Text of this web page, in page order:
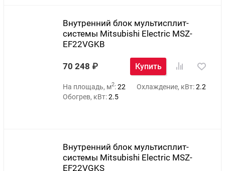
Внутренний блок мультисплит-
системы Mitsubishi Electric MSZ-
EF22VGKB
70 248 Купить
На площадь, м2:22 Охлаждение, кВт:2.2
Обогрев, кВт:2.5
Внутренний блок мультисплит-
системы Mitsubishi Electric MSZ-
EF22VGKS